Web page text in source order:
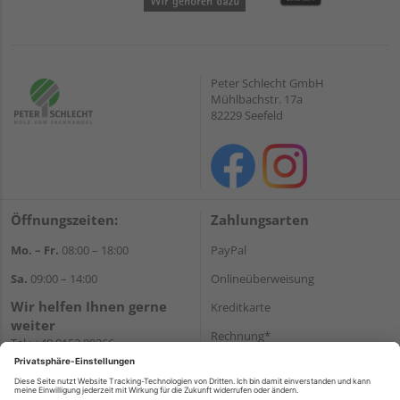
Peter Schlecht GmbH
Mühlbachstr. 17a
82229 Seefeld
Öffnungszeiten:
Mo. – Fr. 08:00 – 18:00
Sa. 09:00 – 14:00
Wir helfen Ihnen gerne
weiter
Tel.:+49 8152 99266
E-Mail:shop@schlecht.de
Zahlungsarten
PayPal
Onlineüberweisung
Kreditkarte
Rechnung*
Versand